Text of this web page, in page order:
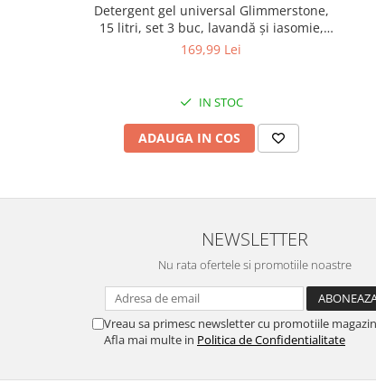
Detergent gel universal Glimmerstone,
15 litri, set 3 buc, lavandă și iasomie,
450 spălări
169,99 Lei
IN STOC
ADAUGA IN COS
NEWSLETTER
Nu rata ofertele si promotiile noastre
Vreau sa primesc newsletter cu promotiile
Afla mai multe in Politica de Confidentialitate